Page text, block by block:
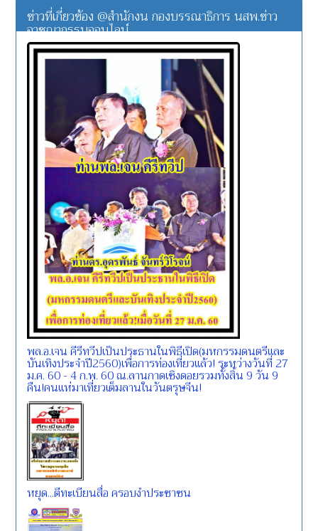
ข่าวที่เกี่ยวข้อง @สำนักงน กองบรรณาธิการ นสพ.ข่าว
อาชญากรรมออนไลน์
พล.อ.เจน คีรีทวีปเป็นประธานในพิธีเปิด(มหกรรมดนตรีและ
บันเทิงประจำปี2560)เพื่อการท่องเที่ยวแล้ว! ระหว่างวันที่ 27
ม.ค. 60 - 4 ก.พ. 60 ณ.ลานกาดเชิงดอยรวมทั้งสิ้น 9 วัน 9
คืน!คนแห่มาเที่ยวเต็มลานในวันตรุษจีน!
หยุด...ตีทะเบียนสื่อ ครอบงำประชาชน